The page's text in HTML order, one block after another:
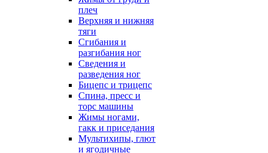
плеч
Верхняя и нижняя
тяги
Сгибания и
разгибания ног
Сведения и
разведения ног
Бицепс и трицепс
Спина, пресс и
торс машины
Жимы ногами,
гакк и приседания
Мультихипы, глют
и ягодичные